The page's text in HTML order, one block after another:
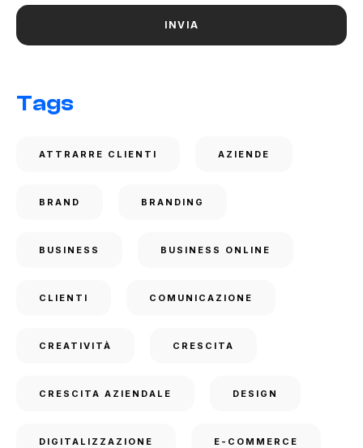
Tags
ATTRARRE CLIENTI AZIENDE
BRAND BRANDING
BUSINESS BUSINESS ONLINE
CLIENTI COMUNICAZIONE
CREATIVITÀ CRESCITA
CRESCITA AZIENDALE DESIGN
DIGITALIZZAZIONE E-COMMERCE